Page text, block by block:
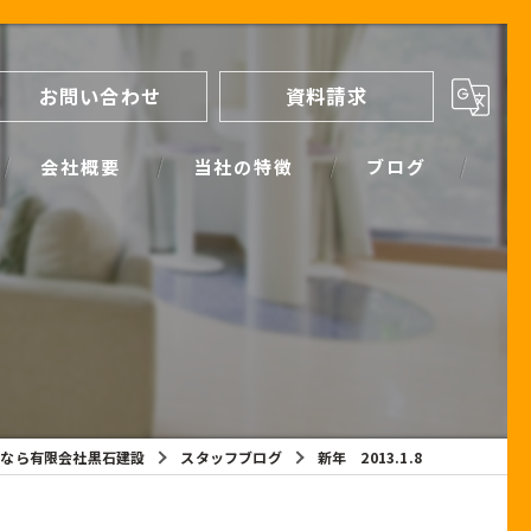
お問い合わせ 資料請求
会社概要 当社の特徴
間取り
断熱
ブログ
スタッフブログ
ら有限会社黒石建設 スタッフブログ 新年 2013.1.8